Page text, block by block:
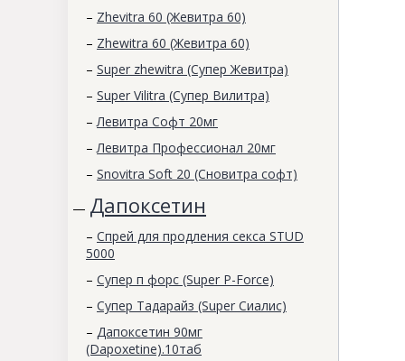
– Zhevitra 60 (Жевитра 60)
– Zhewitra 60 (Жевитра 60)
– Super zhewitra (Супер Жевитра)
– Super Vilitra (Супер Вилитра)
– Левитра Софт 20мг
– Левитра Профессионал 20мг
– Snovitra Soft 20 (Сновитра софт)
— Дапоксетин
– Спрей для продления секса STUD
5000
– Супер п форс (Super P-Force)
– Супер Тадарайз (Super Сиалис)
– Дапоксетин 90мг
(Dapoxetine).10таб